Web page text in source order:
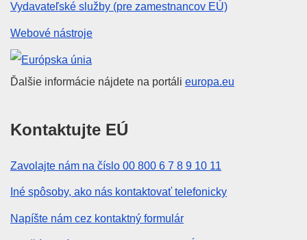
Vydavateľské služby (pre zamestnancov EÚ)
Webové nástroje
Európska únia
Ďalšie informácie nájdete na portáli europa.eu
Kontaktujte EÚ
Zavolajte nám na číslo 00 800 6 7 8 9 10 11
Iné spôsoby, ako nás kontaktovať telefonicky
Napíšte nám cez kontaktný formulár